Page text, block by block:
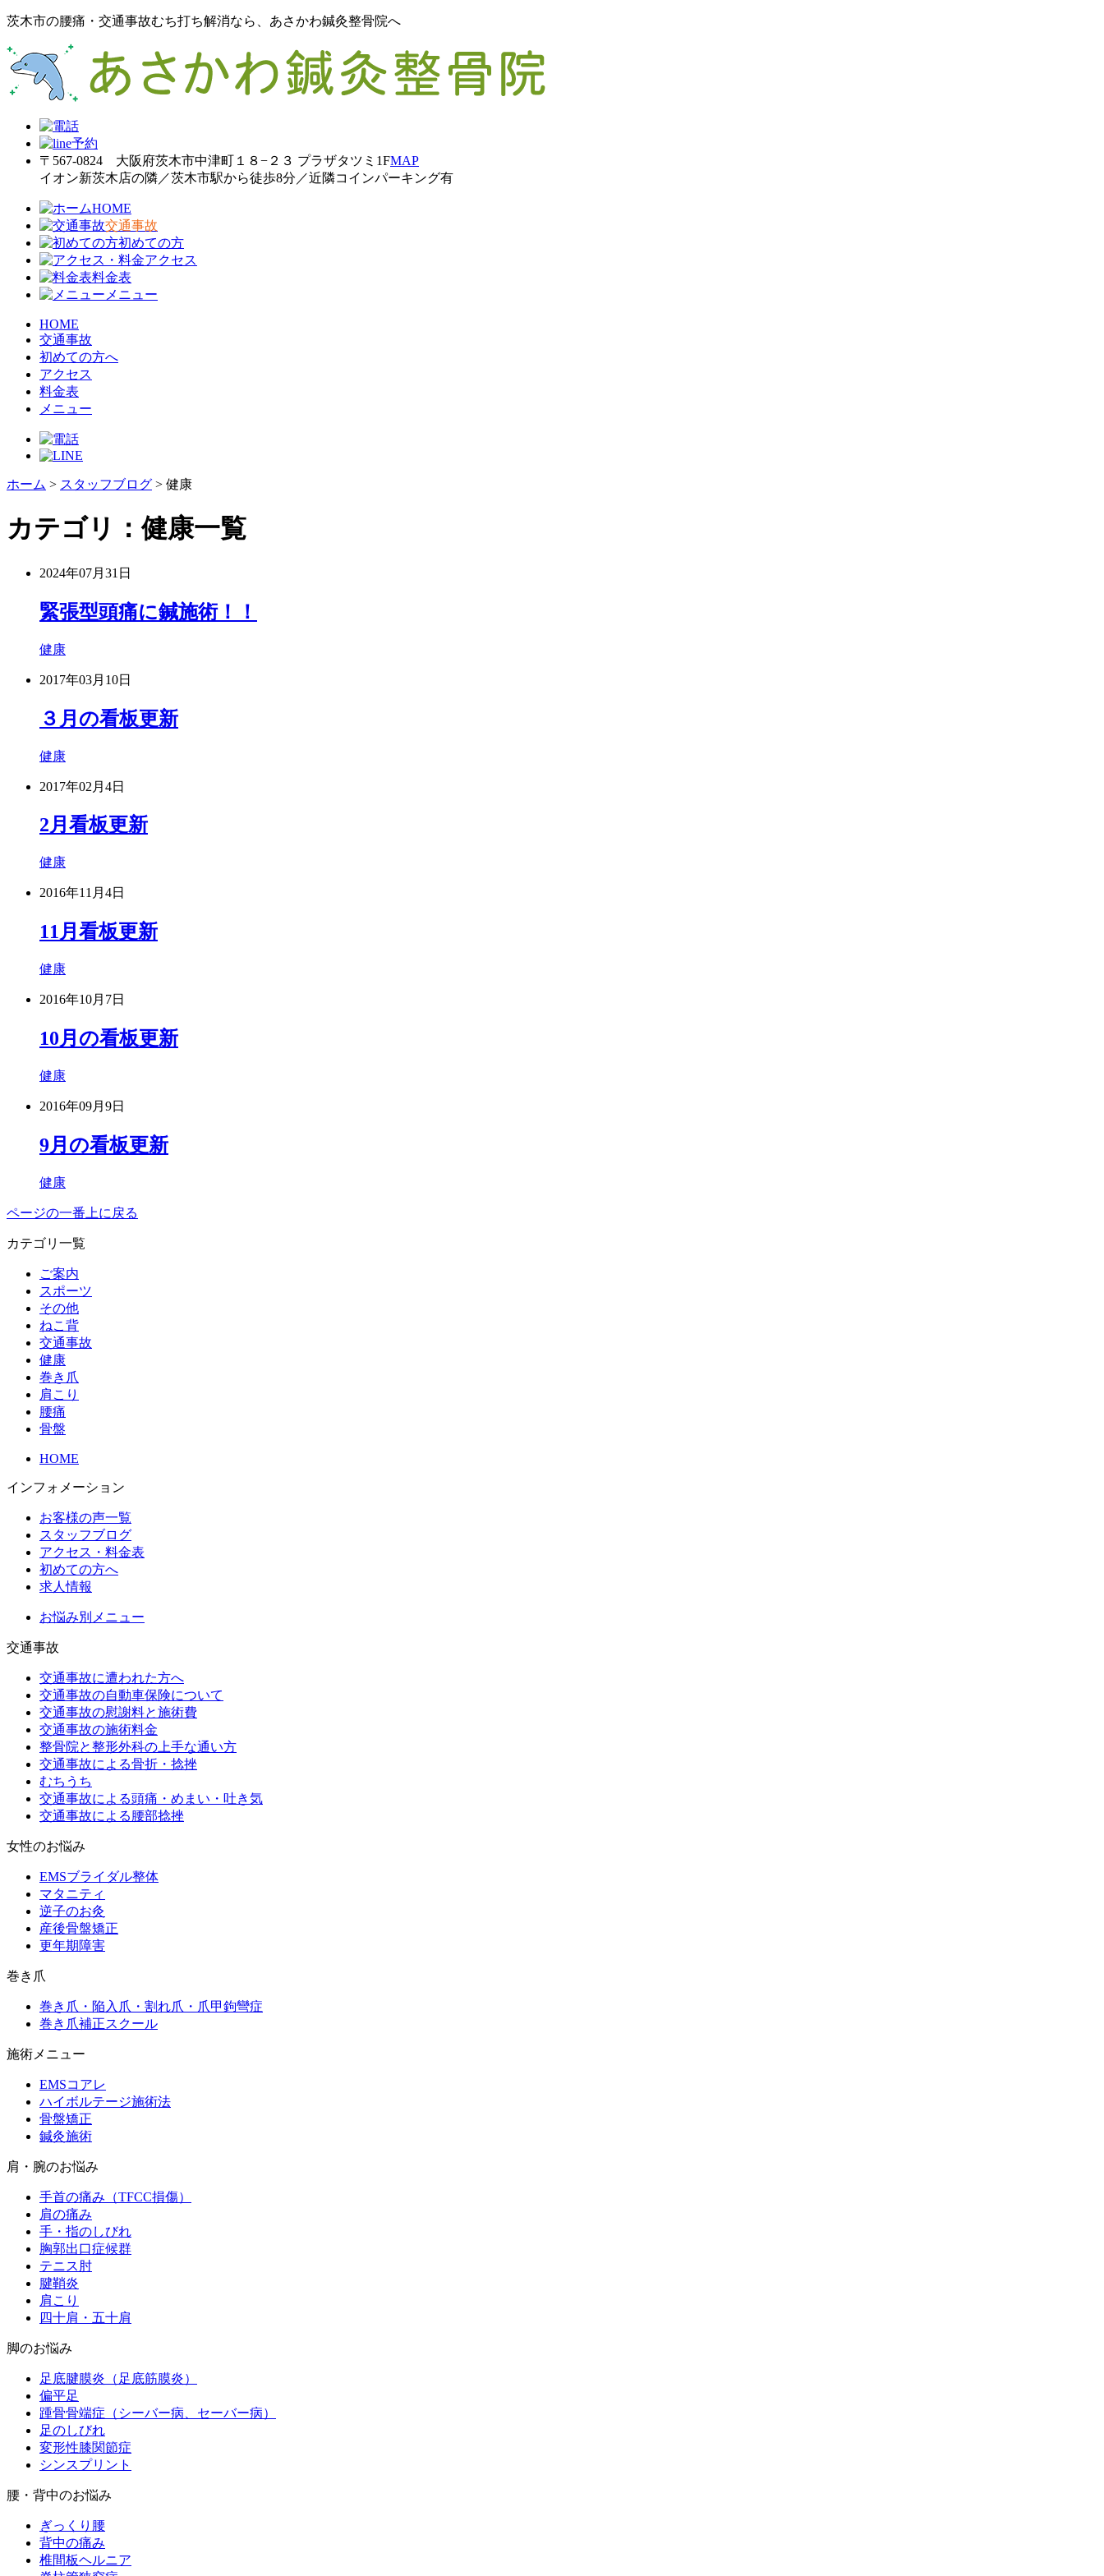
茨木市の腰痛・交通事故むち打ち解消なら、あさかわ鍼灸整骨院へ
〒567-0824 大阪府茨木市中津町１８−２３ プラザタツミ1FMAP
イオン新茨木店の隣／茨木市駅から徒歩8分／近隣コインパーキング有
HOME
交通事故
初めての方
アクセス
料金表
メニュー
HOME
交通事故
初めての方へ
アクセス
料金表
メニュー
ホーム > スタッフブログ > 健康
カテゴリ：健康一覧
2024年07月31日
緊張型頭痛に鍼施術！！
健康
2017年03月10日
３月の看板更新
健康
2017年02月4日
2月看板更新
健康
2016年11月4日
11月看板更新
健康
2016年10月7日
10月の看板更新
健康
2016年09月9日
9月の看板更新
健康
ページの一番上に戻る
カテゴリ一覧
ご案内
スポーツ
その他
ねこ背
交通事故
健康
巻き爪
肩こり
腰痛
骨盤
HOME
インフォメーション
お客様の声一覧
スタッフブログ
アクセス・料金表
初めての方へ
求人情報
お悩み別メニュー
交通事故
交通事故に遭われた方へ
交通事故の自動車保険について
交通事故の慰謝料と施術費
交通事故の施術料金
整骨院と整形外科の上手な通い方
交通事故による骨折・捻挫
むちうち
交通事故による頭痛・めまい・吐き気
交通事故による腰部捻挫
女性のお悩み
EMSブライダル整体
マタニティ
逆子のお灸
産後骨盤矯正
更年期障害
巻き爪
巻き爪・陥入爪・割れ爪・爪甲鉤彎症
巻き爪補正スクール
施術メニュー
EMSコアレ
ハイボルテージ施術法
骨盤矯正
鍼灸施術
肩・腕のお悩み
手首の痛み（TFCC損傷）
肩の痛み
手・指のしびれ
胸郭出口症候群
テニス肘
腱鞘炎
肩こり
四十肩・五十肩
脚のお悩み
足底腱膜炎（足底筋膜炎）
偏平足
踵骨骨端症（シーバー病、セーバー病）
足のしびれ
変形性膝関節症
シンスプリント
腰・背中のお悩み
ぎっくり腰
背中の痛み
椎間板ヘルニア